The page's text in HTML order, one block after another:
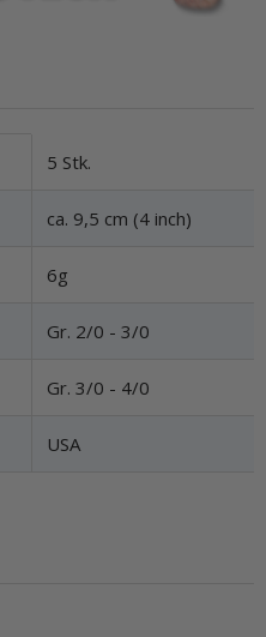
5 Stk.
ca. 9,5 cm (4 inch)
6g
Gr. 2/0 - 3/0
Gr. 3/0 - 4/0
USA